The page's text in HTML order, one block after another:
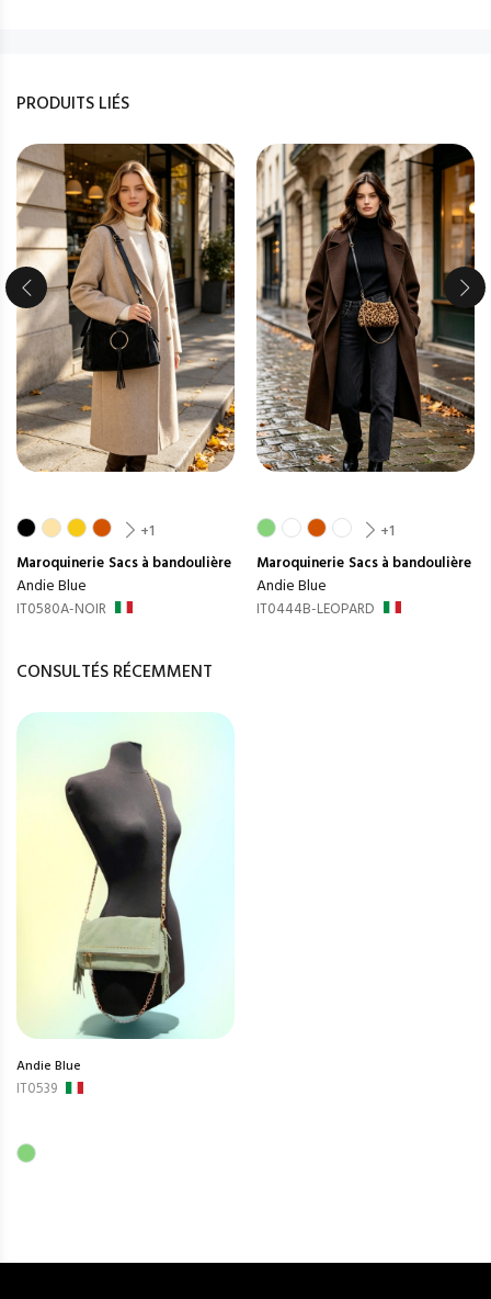
PRODUITS LIÉS
+1
Maroquinerie Sacs à bandoulière
Andie Blue
IT0580A-NOIR
+1
Maroquinerie Sacs à bandoulière
Andie Blue
IT0444B-LEOPARD
CONSULTÉS RÉCEMMENT
Andie Blue
IT0539